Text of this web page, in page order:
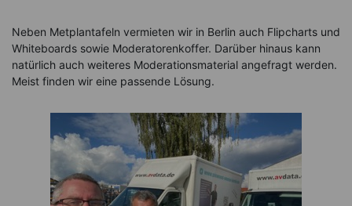
Neben Metplantafeln vermieten wir in Berlin auch Flipcharts und
Whiteboards sowie Moderatorenkoffer. Darüber hinaus kann
natürlich auch weiteres Moderationsmaterial angefragt werden.
Meist finden wir eine passende Lösung.